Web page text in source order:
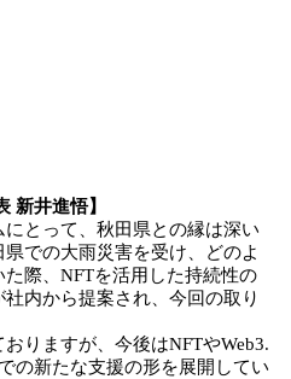
新井進悟】
とって、秋田県との縁は深い
での大雨災害を受け、どのよ
際、NFTを活用した持続性の
内から提案され、今回の取り
りますが、今後はNFTやWeb3.
の新たな支援の形を展開してい